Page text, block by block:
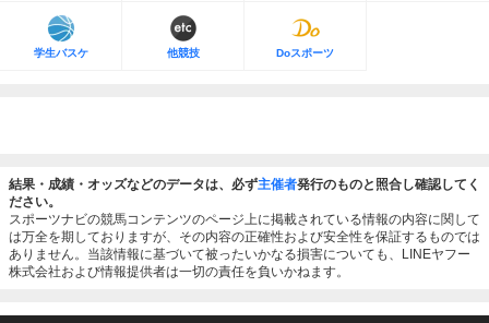
学生バスケ 他競技 Doスポーツ
結果・成績・オッズなどのデータは、必ず主催者発行のものと照合し確認してく
ださい。
スポーツナビの競馬コンテンツのページ上に掲載されている情報の内容に関して
は万全を期しておりますが、その内容の正確性および安全性を保証するものでは
ありません。当該情報に基づいて被ったいかなる損害についても、LINEヤフー
株式会社および情報提供者は一切の責任を負いかねます。